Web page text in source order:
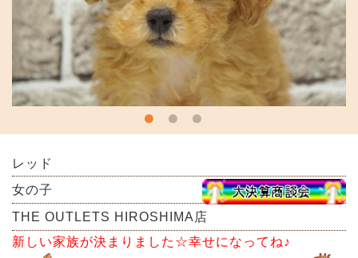
レッド
女の子
THE OUTLETS HIROSHIMA店
新しい家族が決まりました☆幸せになってね♪